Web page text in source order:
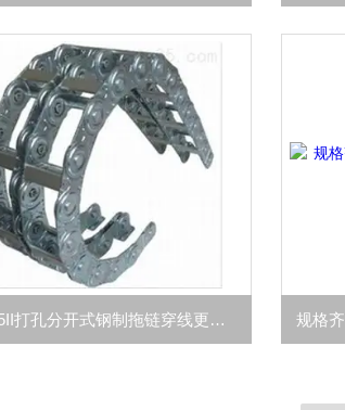
TL125II打孔分开式钢制拖链穿线更方便